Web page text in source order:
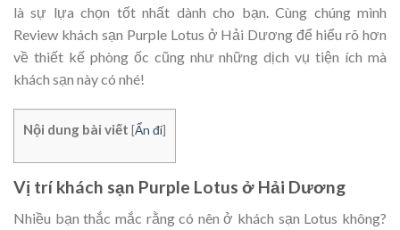
là sự lựa chọn tốt nhất dành cho bạn. Cùng chúng mình
Review khách sạn Purple Lotus ở Hải Dương để hiểu rõ hơn
về thiết kế phòng ốc cũng như những dịch vụ tiện ích mà
khách sạn này có nhé!
Nội dung bài viết [Ẩn đi]
Vị trí khách sạn Purple Lotus ở Hải Dương
Nhiều bạn thắc mắc rằng có nên ở khách sạn Lotus không?